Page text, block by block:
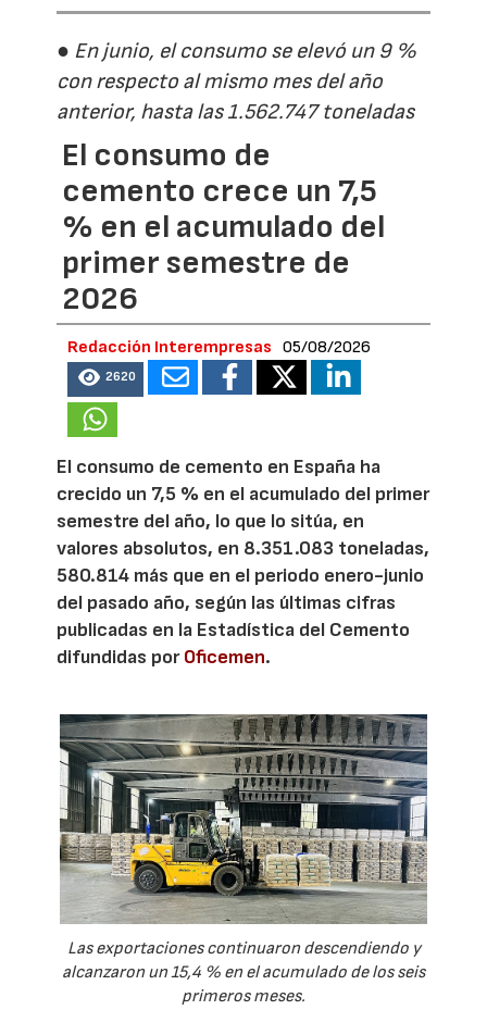
● En junio, el consumo se elevó un 9 %
con respecto al mismo mes del año
anterior, hasta las 1.562.747 toneladas
El consumo de
cemento crece un 7,5
% en el acumulado del
primer semestre de
2026
Redacción Interempresas 05/08/2026
2620
El consumo de cemento en España ha
crecido un 7,5 % en el acumulado del primer
semestre del año, lo que lo sitúa, en
valores absolutos, en 8.351.083 toneladas,
580.814 más que en el periodo enero-junio
del pasado año, según las últimas cifras
publicadas en la Estadística del Cemento
difundidas porOficemen.
Las exportaciones continuaron descendiendo y
alcanzaron un 15,4 % en el acumulado de los seis
primeros meses.